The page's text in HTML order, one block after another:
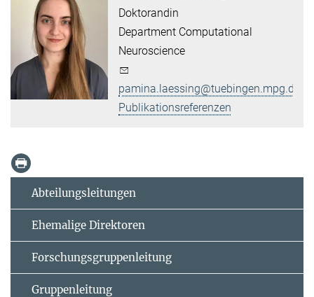
Doktorandin
Department Computational
Neuroscience
pamina.laessing@tuebingen.mpg.de
Publikationsreferenzen
Abteilungsleitungen
Ehemalige Direktoren
Forschungsgruppenleitung
Gruppenleitung